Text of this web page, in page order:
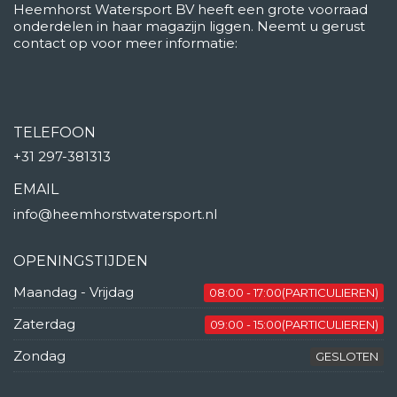
Heemhorst Watersport BV heeft een grote voorraad
onderdelen in haar magazijn liggen. Neemt u gerust
contact op voor meer informatie:
TELEFOON
+31 297-381313
EMAIL
info@heemhorstwatersport.nl
OPENINGSTIJDEN
Maandag - Vrijdag
08:00 - 17:00(PARTICULIEREN)
Zaterdag 09:00 - 15:00(PARTICULIEREN)
Zondag GESLOTEN